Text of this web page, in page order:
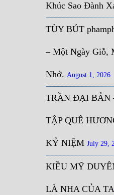
Khúc Sao Đành
TÙY BÚT
– Một Ngày Giỗ,
Nhớ. August 1, 2026
TRẦN ĐẠI BẢN
TẬP QUÊ
KỶ NIỆM July 29,
KIỀU MỸ
LÀ NHA CỦA TA